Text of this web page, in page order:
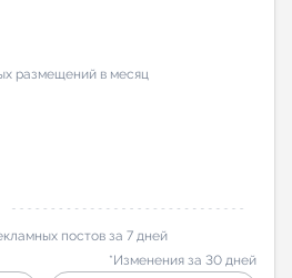
размещений в месяц
постов за 7 дней
*Изменения за 30 дней